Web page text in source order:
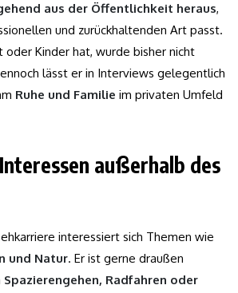
aus der Öffentlichkeit heraus,
und zurückhaltenden Art passt.
Kinder hat, wurde bisher nicht
lässt er in Interviews gelegentlich
Ruhe und Familie im privaten Umfeld
außerhalb des
interessiert sich Themen wie
und Natur. Er ist gerne draußen
Spazierengehen, Radfahren oder